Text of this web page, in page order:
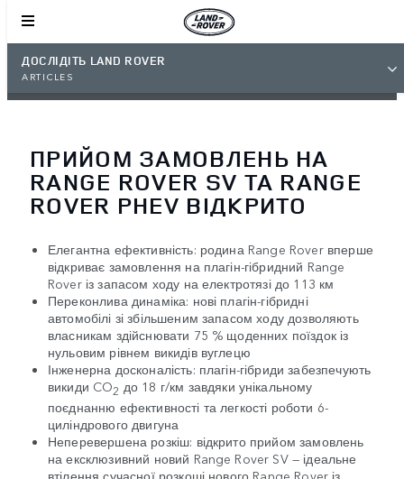
ДОСЛІДІТЬ LAND ROVER
ARTICLES
ПРИЙОМ ЗАМОВЛЕНЬ НА
RANGE ROVER SV ТА RANGE
ROVER PHEV ВІДКРИТО
Елегантна ефективність: родина Range Rover вперше
відкриває замовлення на плагін-гібридний Range
Rover із запасом ходу на електротязі до 113 км
Переконлива динаміка: нові плагін-гібридні
автомобілі зі збільшеним запасом ходу дозволяють
власникам здійснювати 75 % щоденних поїздок із
нульовим рівнем викидів вуглецю
Інженерна досконалість: плагін-гібриди забезпечують
викиди CO2 до 18 г/км завдяки унікальному
поєднанню ефективності та легкості роботи 6-
циліндрового двигуна
Неперевершена розкіш: відкрито прийом замовлень
на ексклюзивний новий Range Rover SV — ідеальне